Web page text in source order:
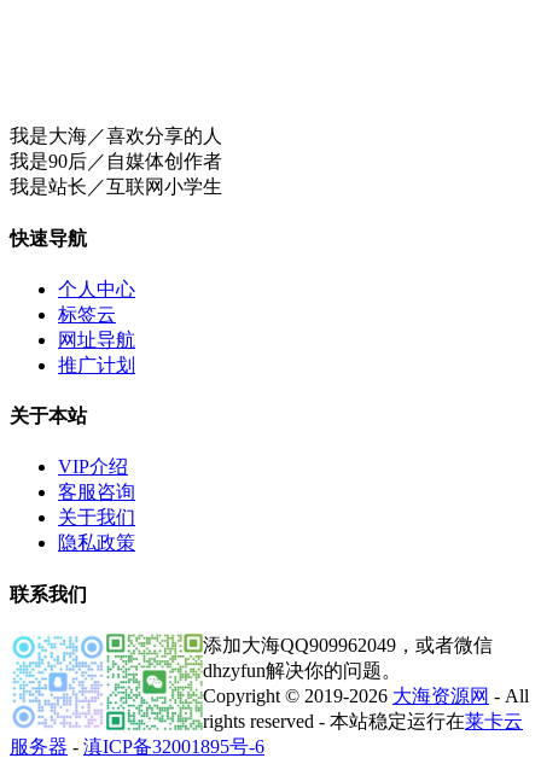
我是大海／喜欢分享的人
我是90后／自媒体创作者
我是站长／互联网小学生
快速导航
个人中心
标签云
网址导航
推广计划
关于本站
VIP介绍
客服咨询
关于我们
隐私政策
联系我们
添加大海QQ909962049，或者微信
dhzyfun解决你的问题。
Copyright © 2019-2026 大海资源网 - All
rights reserved - 本站稳定运行在莱卡云
服务器 - 滇ICP备32001895号-6